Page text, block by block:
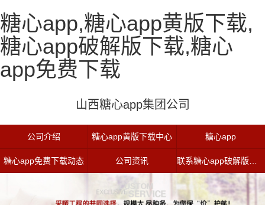
糖心app,糖心app黄版下载,
糖心app破解版下载,糖心
app免费下载
山西糖心app集团公司
公司介绍 糖心app黄版下载中心 糖心app
糖心app免费下载动态 公司资讯